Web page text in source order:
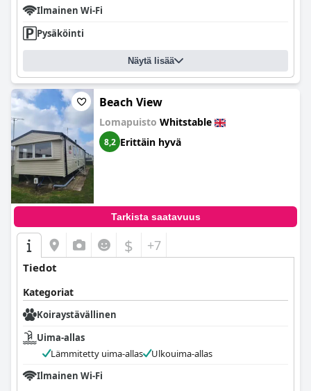
Ilmainen Wi-Fi
Pysäköinti
Näytä lisää
Beach View
Lomapuisto Whitstable
8,2 Erittäin hyvä
Tarkista saatavuus
$ +7
Tiedot
Kategoriat
Koiraystävällinen
Uima-allas
Lämmitetty uima-allas
Ulkouima-allas
Ilmainen Wi-Fi